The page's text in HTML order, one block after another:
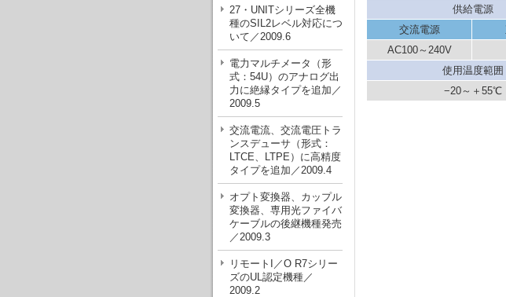
27・UNITシリーズ全機
種のSIL2レベル対応につ
いて／2009.6
電力マルチメータ（形
式：54U）のアナログ出
力に絶縁タイプを追加／
2009.5
交流電流、交流電圧トラ
ンスデューサ（形式：
LTCE、LTPE）に高精度
タイプを追加／2009.4
オプト変換器、カップル
変換器、専用光ファイバ
ケーブルの後継機種発売
／2009.3
リモートI／O R7シリー
ズのUL認定機種／
2009.2
供給電源
交流電源
AC100～240V
使用温度範囲
−20～＋55℃